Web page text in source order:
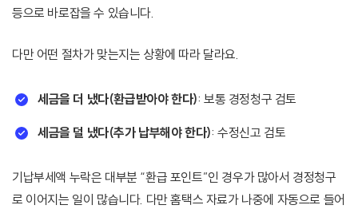
등으로 바로잡을 수 있습니다.
다만 어떤 절차가 맞는지는 상황에 따라 달라요.
세금을 더 냈다(환급받아야 한다): 보통 경정청구 검토
세금을 덜 냈다(추가 납부해야 한다): 수정신고 검토
기납부세액 누락은 대부분 “환급 포인트”인 경우가 많아서 경정청구
로 이어지는 일이 많습니다. 다만 홈택스 자료가 나중에 자동으로 들어